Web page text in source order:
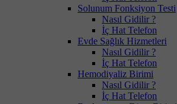
Solunum Fonksiyon Testi
Nasıl Gidilir ?
İç Hat Telefon
Evde Sağlık Hizmetleri
Nasıl Gidilir ?
İç Hat Telefon
Hemodiyaliz Birimi
Nasıl Gidilir ?
İç Hat Telefon